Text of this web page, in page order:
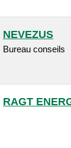
NEVEZUS
Bureau conseils
RAGT